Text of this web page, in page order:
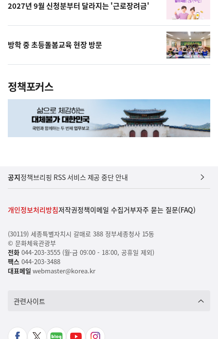
2027년 9월 신청분부터 달라지는 '근로장려금'
방학 중 초등돌봄교육 현장 방문
정책포커스
공지정책브리핑 RSS 서비스 제공 중단 안내
개인정보처리방침저작권정책이메일 수집거부자주 묻는 질문(FAQ)
(30119) 세종특별자치시 갈매로 388 정부세종청사 15동
© 문화체육관광부
전화044-203-3555 (월-금 09:00 - 18:00, 공휴일 제외)
팩스044-203-3488
대표메일 webmaster@korea.kr
관련사이트